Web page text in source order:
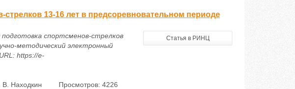
стрелков 13-16 лет в предсоревновательном периоде
спортсменов-стрелков
методический электронный
https://e-
Статья в РИНЦ
Находкин Просмотров: 4226